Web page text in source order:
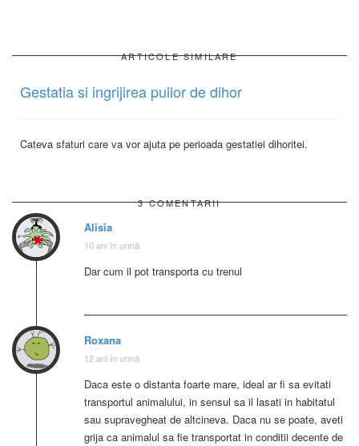
ARTICOLE SIMILARE
Gestatia si ingrijirea puilor de dihor
Cateva sfaturi care va vor ajuta pe perioada gestatiei dihoritei.
3 COMENTARII
Alisia
10 ani în urmă
Dar cum il pot transporta cu trenul
Roxana
12 ani în urmă
Daca este o distanta foarte mare, ideal ar fi sa evitati
transportul animalului, in sensul sa il lasati in habitatul
sau supravegheat de altcineva. Daca nu se poate, aveti
grija ca animalul sa fie transportat in conditii decente de